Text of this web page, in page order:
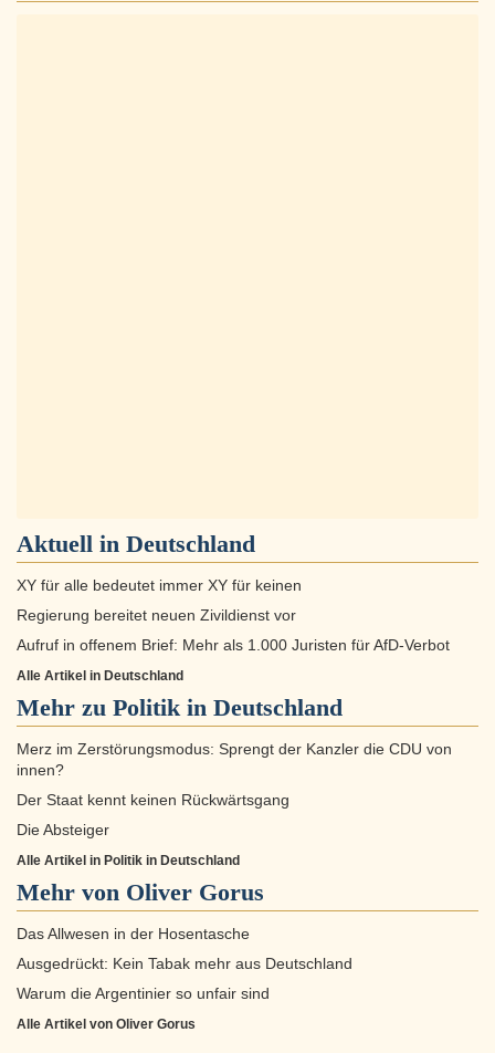
Aktuell in Deutschland
XY für alle bedeutet immer XY für keinen
Regierung bereitet neuen Zivildienst vor
Aufruf in offenem Brief: Mehr als 1.000 Juristen für AfD-Verbot
Alle Artikel in Deutschland
Mehr zu Politik in Deutschland
Merz im Zerstörungsmodus: Sprengt der Kanzler die CDU von
innen?
Der Staat kennt keinen Rückwärtsgang
Die Absteiger
Alle Artikel in Politik in Deutschland
Mehr von Oliver Gorus
Das Allwesen in der Hosentasche
Ausgedrückt: Kein Tabak mehr aus Deutschland
Warum die Argentinier so unfair sind
Alle Artikel von Oliver Gorus